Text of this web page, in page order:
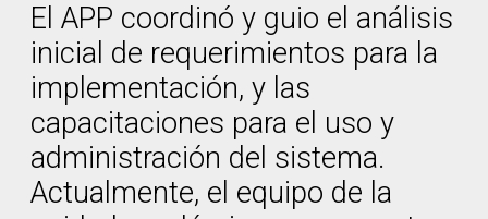
El APP coordinó y guio el análisis
inicial de requerimientos para la
implementación, y las
capacitaciones para el uso y
administración del sistema.
Actualmente, el equipo de la